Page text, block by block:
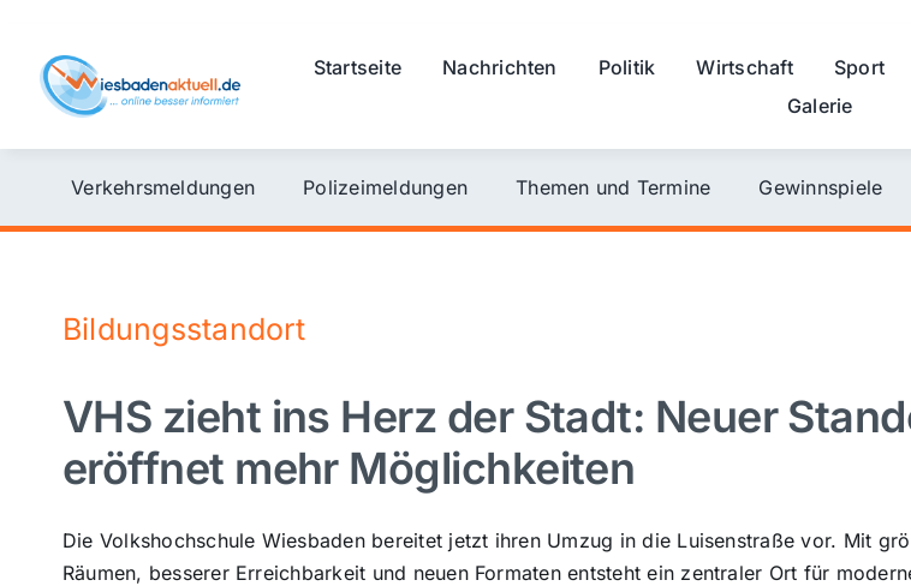
content
Startseite Nachrichten Politik Wirtschaft Sport
Galerie
Verkehrsmeldungen Polizeimeldungen Themen und Termine Gewinnspiele
Bildungsstandort
VHS zieht ins Herz der Stadt: Neuer
eröffnet mehr Möglichkeiten
Die Volkshochschule Wiesbaden bereitet jetzt ihren Umzug in die Luisenstraße vor. Mit
Räumen, besserer Erreichbarkeit und neuen Formaten entsteht ein zentraler Ort für